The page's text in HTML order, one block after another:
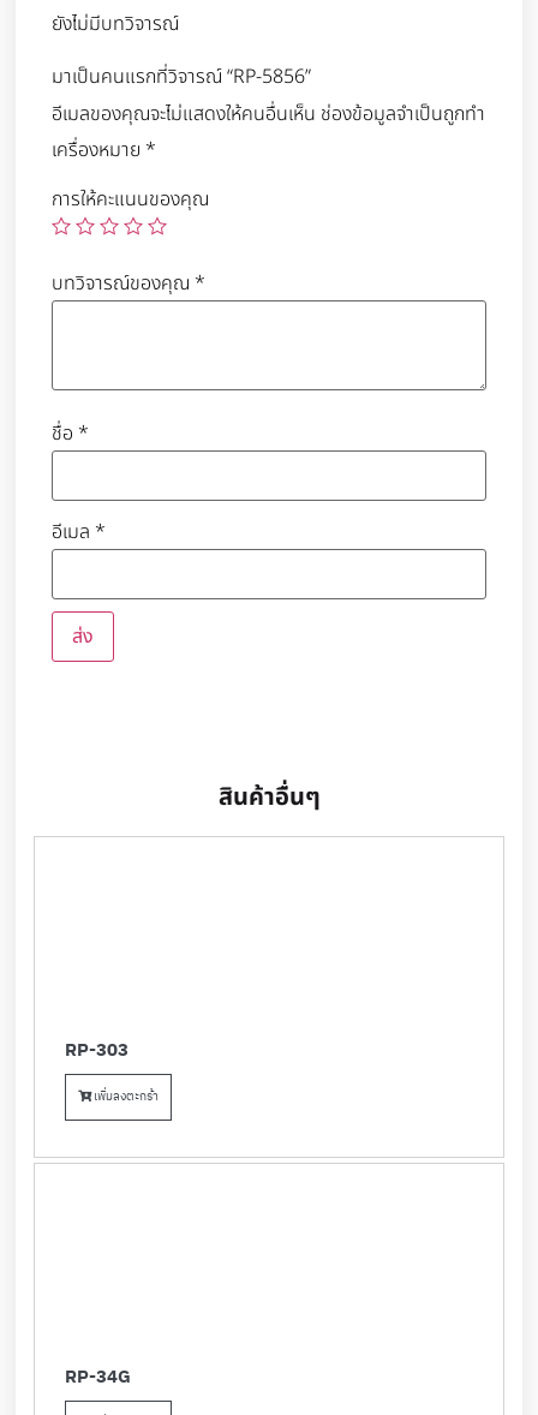
ยังไม่มีบทวิจารณ์
มาเป็นคนแรกที่วิจารณ์ “RP-5856”
อีเมลของคุณจะไม่แสดงให้คนอื่นเห็น ช่องข้อมูลจำเป็นถูกทำ
เครื่องหมาย *
การให้คะแนนของคุณ
บทวิจารณ์ของคุณ *
ชื่อ *
อีเมล *
สินค้าอื่นๆ
RP-303
เพิ่มลงตะกร้า
RP-34G